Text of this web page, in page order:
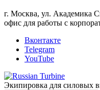
г. Москва, ул. Академика
офис для работы с
Вконтакте
Telegram
YouTube
Экипировка для силовых